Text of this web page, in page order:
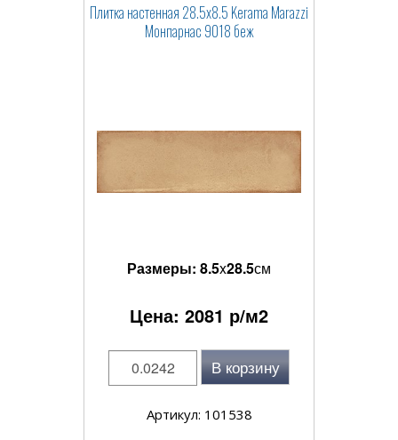
Плитка настенная 28.5x8.5 Kerama Marazzi
Монпарнас 9018 беж
Размеры: 8.5x28.5см
Цена: 2081 р/м2
В корзину
Артикул: 101538